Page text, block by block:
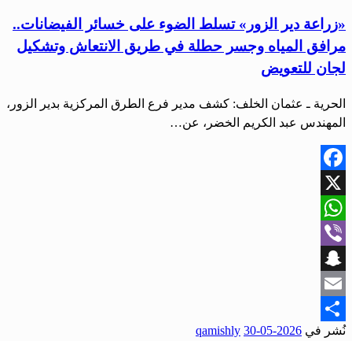
«زراعة دير الزور» تسلط الضوء على خسائر الفيضانات..
مرافق المياه وجسر حطلة في طريق الانتعاش وتشكيل
لجان للتعويض
الحرية ـ عثمان الخلف: كشف مدير فرع الطرق المركزية بدير الزور،
المهندس عبد الكريم الخضر، عن…
Facebook
X
WhatsApp
Viber
Snapchat
Email
Share
نُشر في 2026-05-30
qamishly